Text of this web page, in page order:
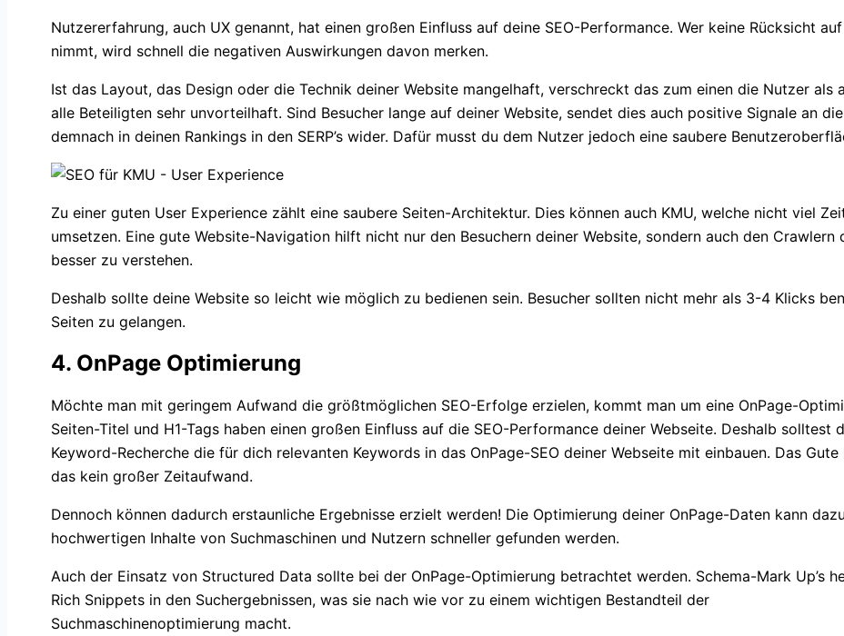
Nutzererfahrung, auch UX genannt, hat einen großen Einfluss auf deine SEO-Performance. Wer keine Rücksicht
nimmt, wird schnell die negativen Auswirkungen davon merken.
Ist das Layout, das Design oder die Technik deiner Website mangelhaft, verschreckt das zum einen die Nutzer als
alle Beteiligten sehr unvorteilhaft. Sind Besucher lange auf deiner Website, sendet dies auch positive Signale an
demnach in deinen Rankings in den SERP’s wider. Dafür musst du dem Nutzer jedoch eine saubere
Zu einer guten User Experience zählt eine saubere Seiten-Architektur. Dies können auch KMU, welche nicht viel
umsetzen. Eine gute Website-Navigation hilft nicht nur den Besuchern deiner Website, sondern auch den Crawlern
besser zu verstehen.
Deshalb sollte deine Website so leicht wie möglich zu bedienen sein. Besucher sollten nicht mehr als 3-4 Klicks
Seiten zu gelangen.
4. OnPage Optimierung
Möchte man mit geringem Aufwand die größtmöglichen SEO-Erfolge erzielen, kommt man um eine OnPage-
Seiten-Titel und H1-Tags haben einen großen Einfluss auf die SEO-Performance deiner Webseite. Deshalb solltest
Keyword-Recherche die für dich relevanten Keywords in das OnPage-SEO deiner Webseite mit einbauen. Das
das kein großer Zeitaufwand.
Dennoch können dadurch erstaunliche Ergebnisse erzielt werden! Die Optimierung deiner OnPage-Daten kann
hochwertigen Inhalte von Suchmaschinen und Nutzern schneller gefunden werden.
Auch der Einsatz von Structured Data sollte bei der OnPage-Optimierung betrachtet werden. Schema-Mark Up’s
Rich Snippets in den Suchergebnissen, was sie nach wie vor zu einem wichtigen Bestandteil der
Suchmaschinenoptimierung macht.